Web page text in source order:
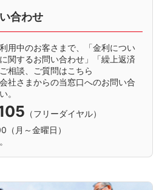
合わせ
用中のお客さまで、「金利につい
関するお問い合わせ」「繰上返済
相談、ご質問はこちら
社さまからの当窓口へのお問い合
。
（フリーダイヤル）
月～金曜日）